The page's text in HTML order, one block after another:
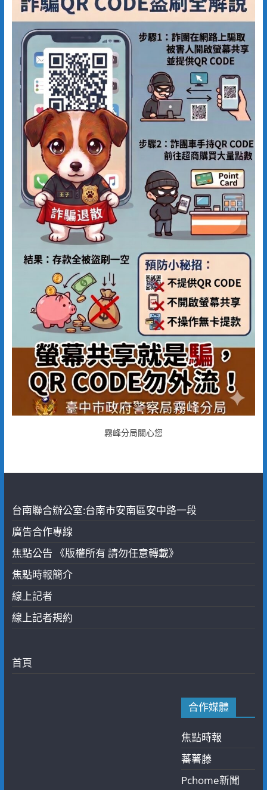
霧峰分局關心您
台南聯合辦公室:台南市安南區安中路一段
廣告合作專線
焦點公告 《版權所有 請勿任意轉載》
焦點時報簡介
線上記者
線上記者規約
首頁
合作媒體
焦點時報
蕃薯藤
Pchome新聞